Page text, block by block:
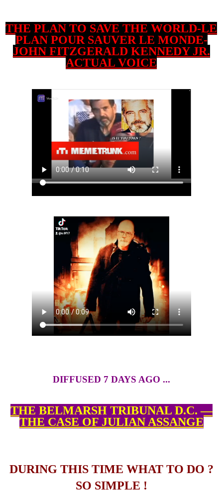
THE PLAN TO SAVE THE WORLD-LE
PLAN POUR SAUVER LE MONDE-
JOHN FITZGERALD KENNEDY JR.
ACTUAL VOICE
DIFFUSED 7 DAYS AGO ...
THE BELMARSH TRIBUNAL D.C. —
THE CASE OF JULIAN ASSANGE
DURING THIS TIME WHAT TO DO ?
SO SIMPLE !